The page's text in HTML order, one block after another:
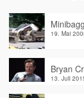
19. Mai
Bryan
13. Juli